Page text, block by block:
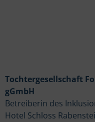
Tochtergesellschaft
gGmbH
Betreiberin des
Hotel Schloss